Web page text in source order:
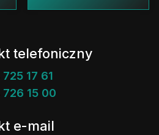
telefoniczny
17 61
15 00
e-mail